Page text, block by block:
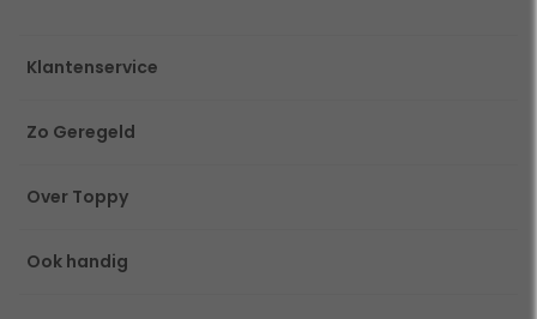
Klantenservice
Zo Geregeld
Over Toppy
Ook handig